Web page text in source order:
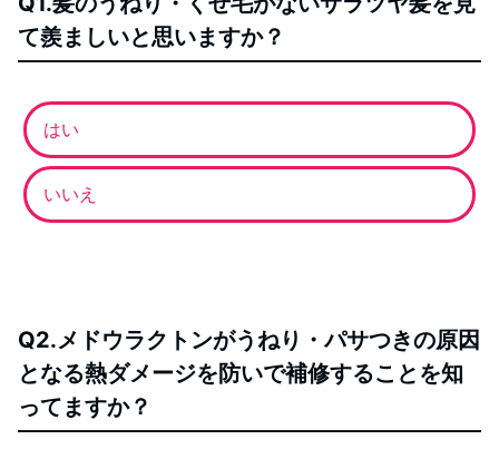
て羨ましいと思いますか？
はい
いいえ
Q2.メドウラクトンがうねり・パサつきの原因
となる熱ダメージを防いで補修することを知
ってますか？